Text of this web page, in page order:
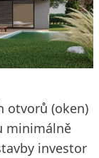
otvorů (oken)
minimálně
investor